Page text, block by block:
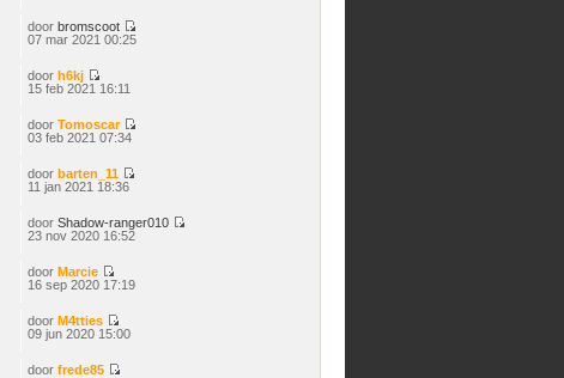
door bromscoot
Bekijk
07 mar 2021 00:25
door h6kj
Bekijk
15 feb 2021 16:11
door Tomoscar
03 feb 2021 07:34
door barten_11
11 jan 2021 18:36
door Shadow-ranger010
23 nov 2020 16:52
door Marcie
Bekijk
16 sep 2020 17:19
door M4tties
Bekijk
09 jun 2020 15:00
door frede85